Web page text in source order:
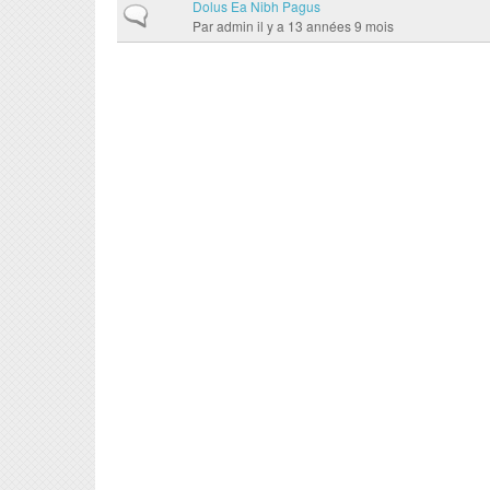
Sujet normalDolus Ea Nibh Pagus
Paradmin il y a 13 années 9 mois